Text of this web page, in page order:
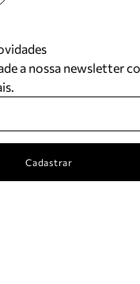
a nossa newsletter
Cadastrar